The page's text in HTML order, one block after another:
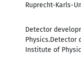
Ruprecht-Karls-
Detector
Physics.Detector
Institute of